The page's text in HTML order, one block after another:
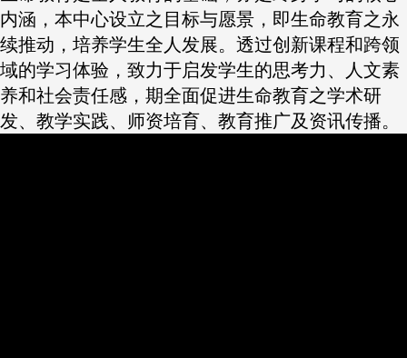
内涵，本中心设立之目标与愿景，即生命教育之永
续推动，培养学生全人发展。透过创新课程和跨领
域的学习体验，致力于启发学生的思考力、人文素
养和社会责任感，期全面促进生命教育之学术研
发、教学实践、师资培育、教育推广及资讯传播。